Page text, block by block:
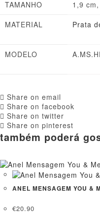
TAMANHO
1,9
MATERIAL
Prata
MODELO
Share on email
Share on facebook
Share on twitter
Share on pinterest
também poderá
ANEL MENSAGEM YOU &
€20.90